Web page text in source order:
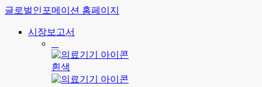
글로벌인포메이션 홈페이지
시장보고서